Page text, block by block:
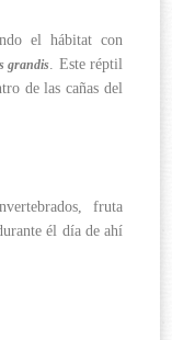
el hábitat con
grandis. Este réptil
de las cañas del
fruta
él día de ahí